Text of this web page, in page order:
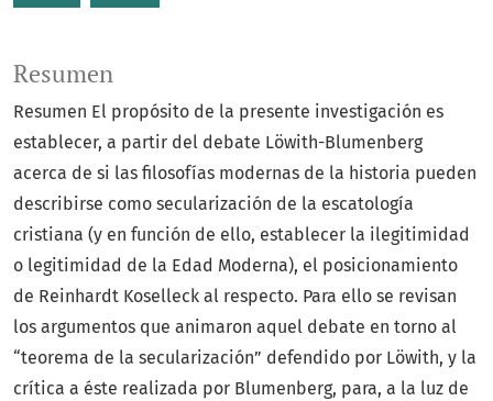
Resumen
Resumen El propósito de la presente investigación es
establecer, a partir del debate Löwith-Blumenberg
acerca de si las filosofías modernas de la historia pueden
describirse como secularización de la escatología
cristiana (y en función de ello, establecer la ilegitimidad
o legitimidad de la Edad Moderna), el posicionamiento
de Reinhardt Koselleck al respecto. Para ello se revisan
los argumentos que animaron aquel debate en torno al
“teorema de la secularización” defendido por Löwith, y la
crítica a éste realizada por Blumenberg, para, a la luz de